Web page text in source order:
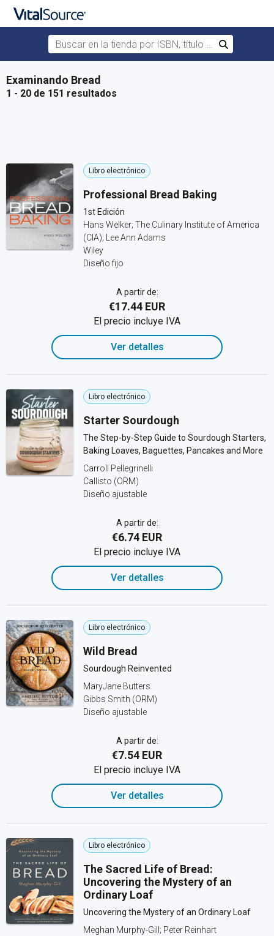
Saltar al contenido principal
Buscar en la tienda por ISBN, título o autor
Buscar
Examinando Bread
1 - 20 de 151 resultados
Libro electrónico
Professional Bread Baking
1st Edición
Hans Welker; The Culinary Institute of America
(CIA); Lee Ann Adams
Wiley
Diseño fijo
A partir de:
€17.44 EUR
El precio incluye IVA
Ver detalles
Libro electrónico
Starter Sourdough
The Step-by-Step Guide to Sourdough Starters,
Baking Loaves, Baguettes, Pancakes and More
Carroll Pellegrinelli
Callisto (ORM)
Diseño ajustable
A partir de:
€6.74 EUR
El precio incluye IVA
Ver detalles
Libro electrónico
Wild Bread
Sourdough Reinvented
MaryJane Butters
Gibbs Smith (ORM)
Diseño ajustable
A partir de:
€7.54 EUR
El precio incluye IVA
Ver detalles
Libro electrónico
The Sacred Life of Bread:
Uncovering the Mystery of an
Ordinary Loaf
Uncovering the Mystery of an Ordinary Loaf
Meghan Murphy-Gill; Peter Reinhart